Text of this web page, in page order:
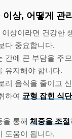
이상, 어떻게 관
이상이라면 건강한
다 중요합니다.
간에 큰 부담을 주
유지해야 합니다.
리 음식을 줄이고
하여 균형 잡힌 식단
을 통해 체중을 조절
도움이 됩니다.